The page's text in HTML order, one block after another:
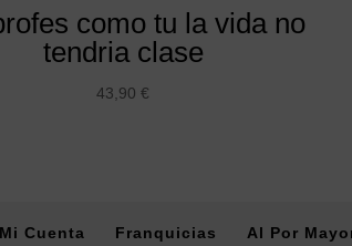
como tu la vida no
tendria clase
43,90€
Mi Cuenta Franquicias Al Por